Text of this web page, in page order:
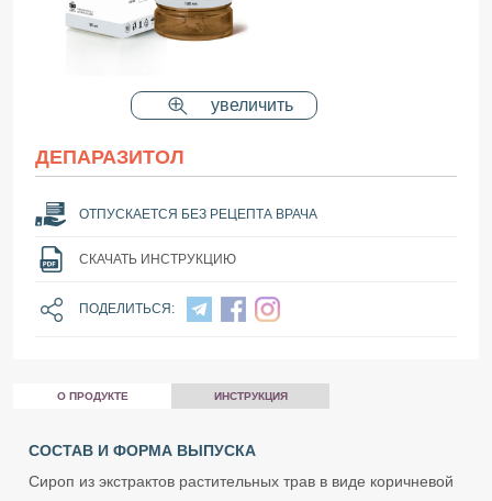
увеличить
ДЕПАРАЗИТОЛ
ОТПУСКАЕТСЯ БЕЗ РЕЦЕПТА ВРАЧА
СКАЧАТЬ ИНСТРУКЦИЮ
ПОДЕЛИТЬСЯ:
О ПРОДУКТЕ ИНСТРУКЦИЯ
СОСТАВ И ФОРМА ВЫПУСКА
Сироп из экстрактов растительных трав в виде коричневой